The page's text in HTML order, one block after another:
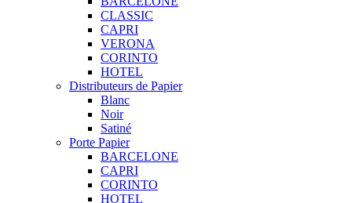
CLASSIC
CAPRI
VERONA
CORINTO
HOTEL
Distributeurs de Papier
Blanc
Noir
Satiné
Porte Papier
BARCELONE
CAPRI
CORINTO
HOTEL